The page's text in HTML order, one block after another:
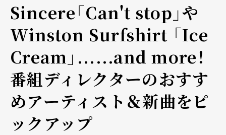
Sincere「Can't stop」や
Winston Surfshirt 「Ice
Cream」......and more！――
番組ディレクターのおすす
めアーティスト＆新曲をピ
ックアップ